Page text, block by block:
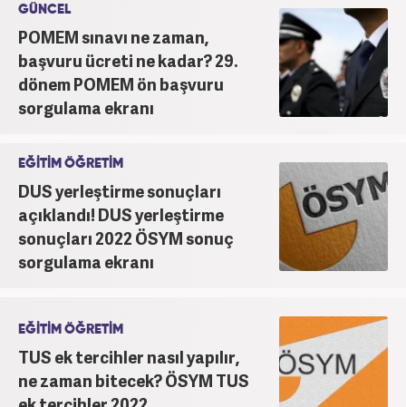
GÜNCEL
POMEM sınavı ne zaman,
başvuru ücreti ne kadar? 29.
dönem POMEM ön başvuru
sorgulama ekranı
EĞİTİM ÖĞRETİM
DUS yerleştirme sonuçları
açıklandı! DUS yerleştirme
sonuçları 2022 ÖSYM sonuç
sorgulama ekranı
EĞİTİM ÖĞRETİM
TUS ek tercihler nasıl yapılır,
ne zaman bitecek? ÖSYM TUS